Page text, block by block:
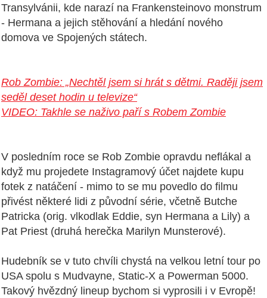
Transylvánii, kde narazí na Frankensteinovo monstrum
- Hermana a jejich stěhování a hledání nového
domova ve Spojených státech.
Rob Zombie: „Nechtěl jsem si hrát s dětmi. Raději jsem
seděl deset hodin u televize“
VIDEO: Takhle se naživo paří s Robem Zombie
V posledním roce se Rob Zombie opravdu neflákal a
když mu projedete Instagramový účet najdete kupu
fotek z natáčení - mimo to se mu povedlo do filmu
přivést některé lidi z původní série, včetně Butche
Patricka (orig. vlkodlak Eddie, syn Hermana a Lily) a
Pat Priest (druhá herečka Marilyn Munsterové).
Hudebník se v tuto chvíli chystá na velkou letní tour po
USA spolu s Mudvayne, Static-X a Powerman 5000.
Takový hvězdný lineup bychom si vyprosili i v Evropě!